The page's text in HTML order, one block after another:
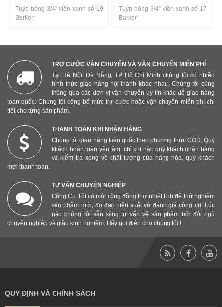
Tuýp bông 3/4" viền xanh số 19
Barker
Tuýp bông 3/4" viền xanh số 17
Barker
TRỢ CƯỚC VẬN CHUYỂN VÀ VẬN CHUYỂN MIỄN PHÍ
Tại Hà Nội, Đà Nẵng, TP Hồ Chí Minh chúng tôi có nhiều
hình thức giao hàng nội thành khác nhau. Chúng tôi cũng
thông qua các đơn vị vận chuyển uy tín khác để giao hàng
toàn quốc. Chúng tôi công bố mức trợ cước hoặc vận chuyển miễn phí chi
tiết cho từng sản phẩm.
THANH TOÁN KHI NHẬN HÀNG
Chúng tôi giao hàng toàn quốc theo phương thức COD. Quý
khách hoàn toàn yên tâm, chỉ khi nào quý khách nhận hàng
và kiểm tra xong về chất lượng của hàng hóa, quý khách
mới thanh toán.
TƯ VẤN CHUYÊN NGHIỆP
Công Cụ Tốt có một cộng đồng thợ nhiệt tình để thử nghiệm
sản phẩm mới, đo đạc hiệu suất và đánh giá công cụ. Lúc
nào chúng tôi sẵn sàng tư vấn về sản phẩm bởi đội ngũ
chuyên nghiệp và giầu kinh nghiệm. Hãy gọi điện cho chúng tôi !
QUY ĐỊNH VÀ CHÍNH SÁCH